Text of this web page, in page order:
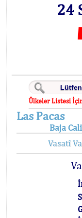
24
Ülkeler Listesi İçin
Las Pacas
Baja
Vasatî